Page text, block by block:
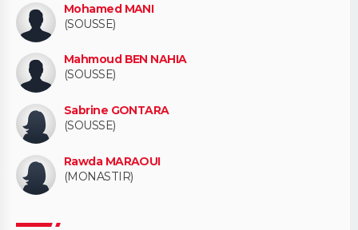
Mohamed MANI
(SOUSSE)
Mahmoud BEN NAHIA
(SOUSSE)
Sabrine GONTARA
(SOUSSE)
Rawda MARAOUI
(MONASTIR)